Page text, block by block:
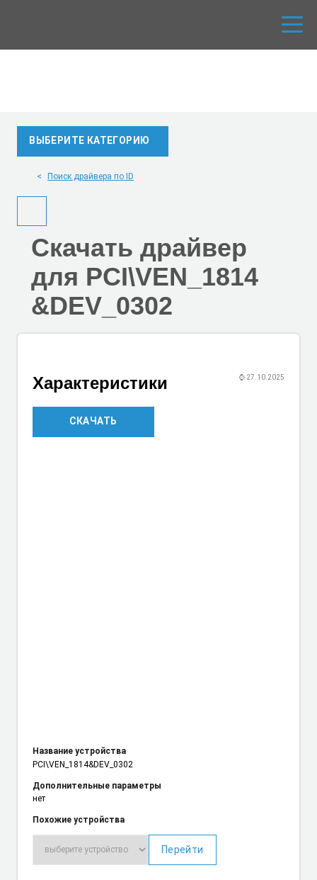
ВЫБЕРИТЕ КАТЕГОРИЮ
Поиск драйвера по ID
Скачать драйвер
для PCI\VEN_1814
&DEV_0302
⌚ 27.10.2025
Характеристики
Название устройства
PCI\VEN_1814&DEV_0302
Дополнительные параметры
нет
Похожие устройства
Перейти
СКАЧАТЬ